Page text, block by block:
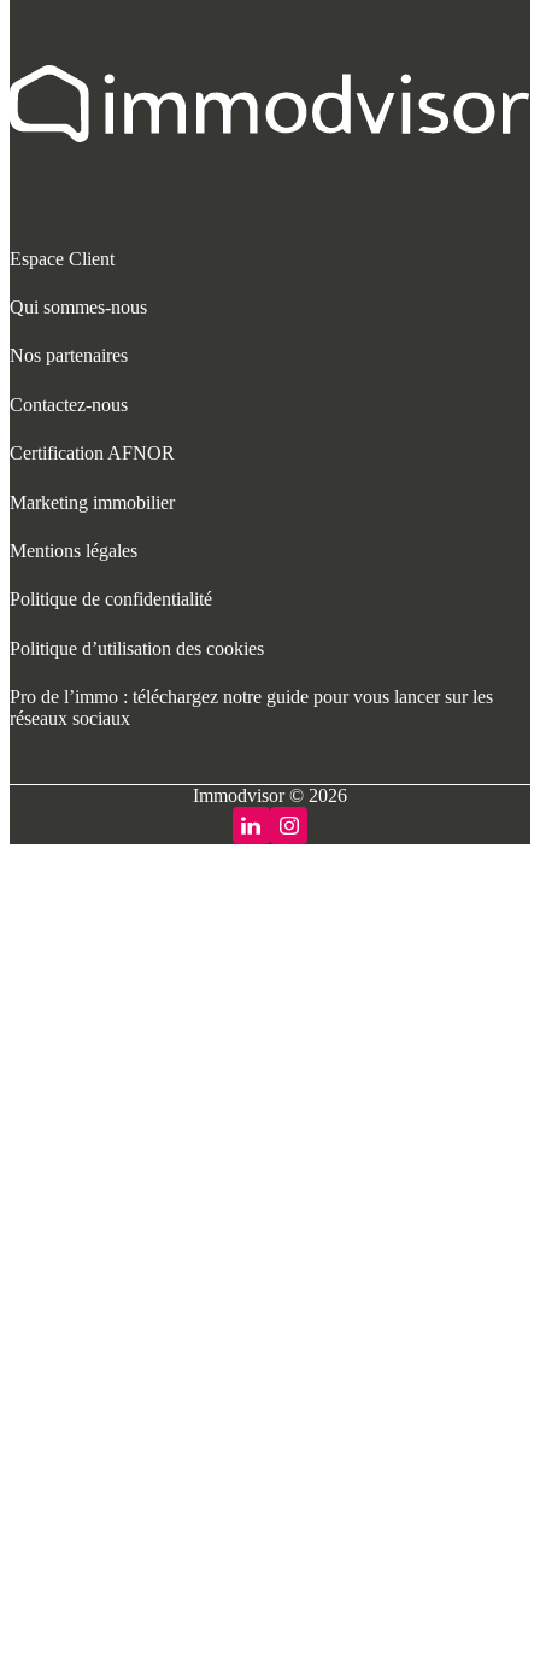
Espace Client
Qui sommes-nous
Nos partenaires
Contactez-nous
Certification AFNOR
Marketing immobilier
Mentions légales
Politique de confidentialité
Politique d’utilisation des cookies
Pro de l’immo : téléchargez notre guide pour vous lancer sur les
réseaux sociaux
Immodvisor © 2026